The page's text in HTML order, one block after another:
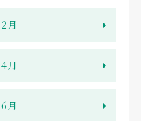
2月
4月
6月